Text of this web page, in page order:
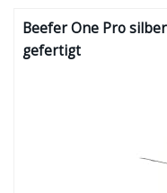
Beefer One Pro
gefertigt